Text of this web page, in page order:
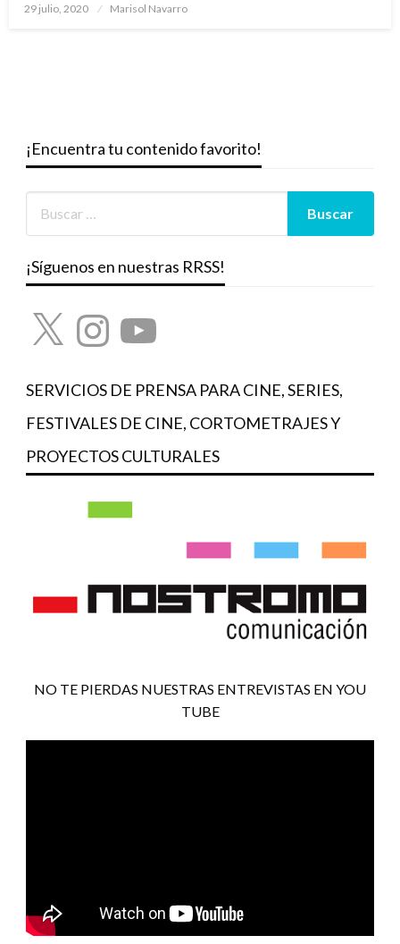
Publicado
29 julio, 2020 Marisol Navarro
¡Encuentra tu contenido favorito!
¡Síguenos en nuestras RRSS!
X InstagramYouTube
SERVICIOS DE PRENSA PARA CINE, SERIES,
FESTIVALES DE CINE, CORTOMETRAJES Y
PROYECTOS CULTURALES
NO TE PIERDAS NUESTRAS ENTREVISTAS EN YOU
TUBE